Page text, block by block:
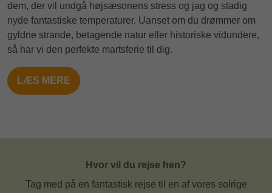
dem, der vil undgå højsæsonens stress og jag og stadig
nyde fantastiske temperaturer. Uanset om du drømmer om
gyldne strande, betagende natur eller historiske vidundere,
så har vi den perfekte martsferie til dig.
LÆS MERE
Hvor vil du rejse hen?
Tag med på en fantastisk rejse til en af vores solrige